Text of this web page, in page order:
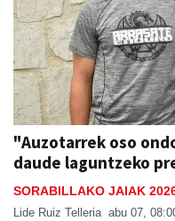
"Auzotarrek oso
daude laguntzeko
SORABILLAKO JAIAK
Lide Ruiz Telleria abu 07,